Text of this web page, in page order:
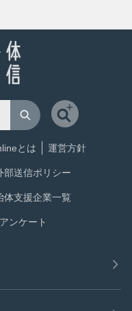
とは 運営方針
部送信ポリシー
体支援企業一覧
ンケート